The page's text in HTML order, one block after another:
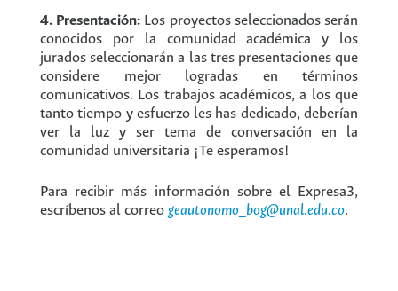
4. Presentación: Los proyectos seleccionados serán
conocidos por la comunidad académica y los
jurados seleccionarán a las tres presentaciones que
considere mejor logradas en términos
comunicativos. Los trabajos académicos, a los que
tanto tiempo y esfuerzo les has dedicado, deberían
ver la luz y ser tema de conversación en la
comunidad universitaria ¡Te esperamos!
Para recibir más información sobre el Expresa3,
escríbenos al correo geautonomo_bog@unal.edu.co.